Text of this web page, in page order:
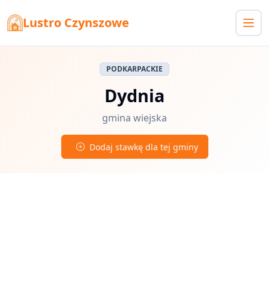
Lustro Czynszowe
PODKARPACKIE
Dydnia
gmina wiejska
Dodaj stawkę dla tej gminy